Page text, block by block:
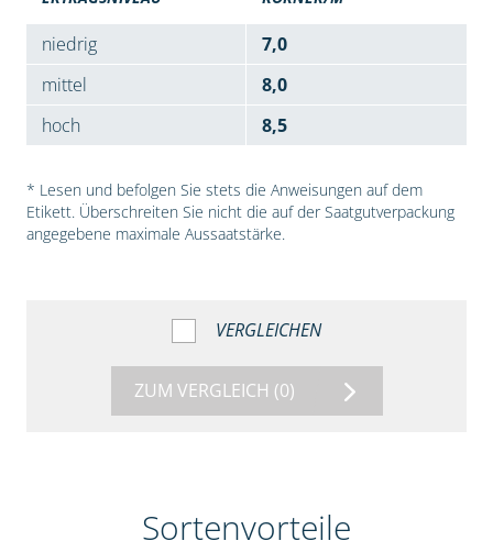
niedrig
7,0
mittel
8,0
hoch
8,5
* Lesen und befolgen Sie stets die Anweisungen auf dem
Etikett. Überschreiten Sie nicht die auf der Saatgutverpackung
angegebene maximale Aussaatstärke.
VERGLEICHEN
ZUM VERGLEICH (0)
Sortenvorteile